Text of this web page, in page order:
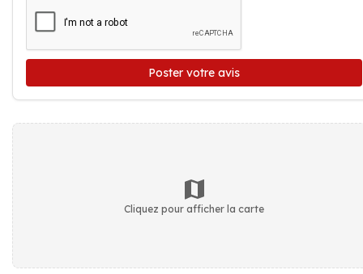
Poster votre avis
Cliquez pour afficher la carte